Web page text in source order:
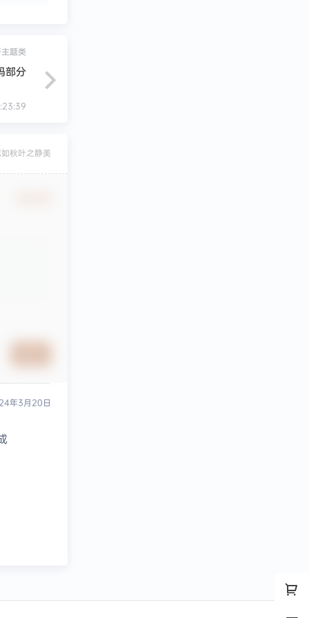
题类
部分
秋叶之静美
年3月20日